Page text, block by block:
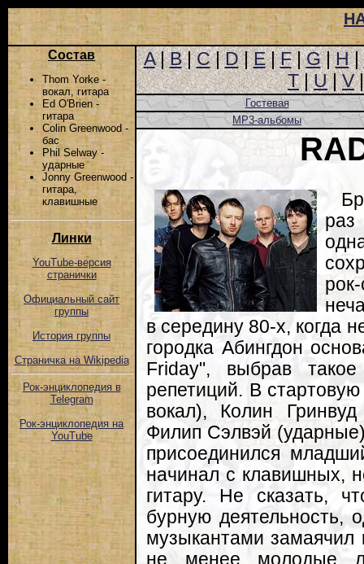
Состав
Thom Yorke -
вокал, гитара
Ed O'Brien -
гитара
Colin Greenwood -
бас
Phil Selway -
ударные
Jonny Greenwood -
гитара,
клавишные
Линки
YouTube-версия
странички
Официальный сайт
группы
История группы
Страничка на Wikipedia
Рок-энциклопедия в
Telegram
Рок-энциклопедия на
YouTube
A|B|C|D|E|F|G|H|
T|U|V
Гостевая
MP3-альбомы
в середину 80-х, когда
городка Абингдон
Friday", выбрав
репетиций. В
вокал), Колин
Филип Сэлвэй
присоединился
начинал с клавишных,
гитару. Не сказать,
бурную деятельность,
музыкантами замаячил
не менее молодые